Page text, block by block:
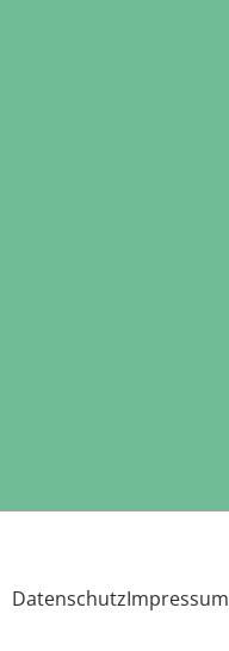
DatenschutzImpressum